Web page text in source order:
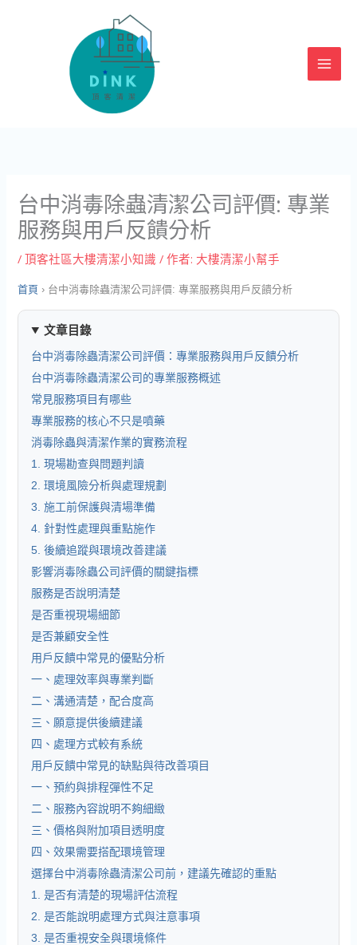
台中消毒除蟲清潔公司評價: 專業
服務與用戶反饋分析
/頂客社區大樓清潔小知識 / 作者: 大樓清潔小幫手
首頁 › 台中消毒除蟲清潔公司評價: 專業服務與用戶反饋分析
文章目錄
台中消毒除蟲清潔公司評價：專業服務與用戶反饋分析
台中消毒除蟲清潔公司的專業服務概述
常見服務項目有哪些
專業服務的核心不只是噴藥
消毒除蟲與清潔作業的實務流程
1. 現場勘查與問題判讀
2. 環境風險分析與處理規劃
3. 施工前保護與清場準備
4. 針對性處理與重點施作
5. 後續追蹤與環境改善建議
影響消毒除蟲公司評價的關鍵指標
服務是否說明清楚
是否重視現場細節
是否兼顧安全性
用戶反饋中常見的優點分析
一、處理效率與專業判斷
二、溝通清楚，配合度高
三、願意提供後續建議
四、處理方式較有系統
用戶反饋中常見的缺點與待改善項目
一、預約與排程彈性不足
二、服務內容說明不夠細緻
三、價格與附加項目透明度
四、效果需要搭配環境管理
選擇台中消毒除蟲清潔公司前，建議先確認的重點
1. 是否有清楚的現場評估流程
2. 是否能說明處理方式與注意事項
3. 是否重視安全與環境條件